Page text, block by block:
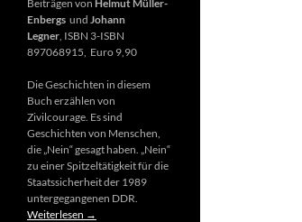
Beiträgen von Helmut Müller-
Enbergs und Johann
Legner , ISBN 3-ISBN
897068915, Euro 9,90
Die Geschichten in diesem
Buch erzählen von
Zivilcourage. Es sind
Geschichten von Menschen,
die „Nein“ gesagt haben. „Nein“
zu einer Spitzeltätigkeit für die
Staatssicherheit der 1989
untergegangenen DDR.
Weiterlesen →